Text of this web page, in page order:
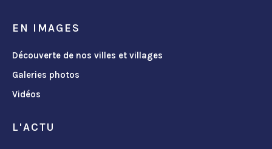
EN IMAGES
Découverte de nos villes et villages
Galeries photos
Vidéos
L'ACTU